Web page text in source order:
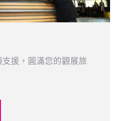
援，圓滿您的觀展旅